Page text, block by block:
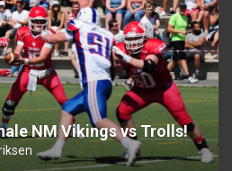
NM Vikings vs Trolls!